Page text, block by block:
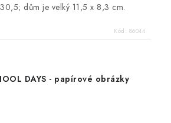
dům je velký 11,5 x 8,3 cm.
Kód: 86044
DAYS - papírové obrázky